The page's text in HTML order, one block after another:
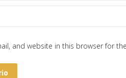
and website in this browser for